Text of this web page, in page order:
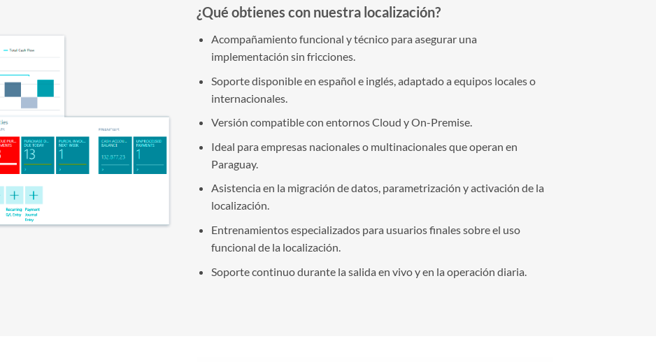
¿Qué obtienes con nuestra localización?
Acompañamiento funcional y técnico para asegurar una
implementación sin fricciones.
Soporte disponible en español e inglés, adaptado a equipos locales o
internacionales.
Versión compatible con entornos Cloud y On-Premise.
Ideal para empresas nacionales o multinacionales que operan en
Paraguay.
Asistencia en la migración de datos, parametrización y activación de la
localización.
Entrenamientos especializados para usuarios finales sobre el uso
funcional de la localización.
Soporte continuo durante la salida en vivo y en la operación diaria.